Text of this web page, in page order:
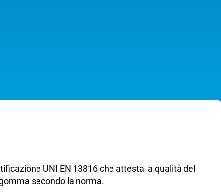
UNI EN 13816 che attesta la qualità del
secondo la norma.